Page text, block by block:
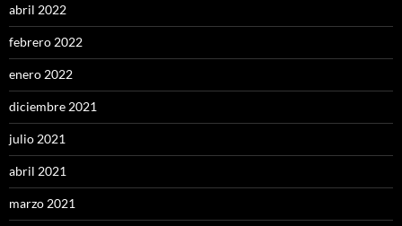
abril 2022
febrero 2022
enero 2022
diciembre 2021
julio 2021
abril 2021
marzo 2021